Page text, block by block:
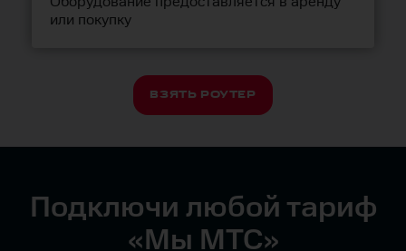
или покупку
ВЗЯТЬ РОУТЕР
Подключи любой тариф
«Мы МТС»